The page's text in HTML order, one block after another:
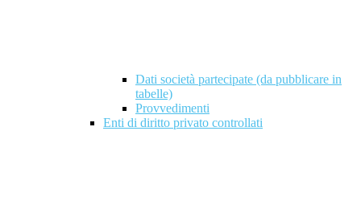
Dati società partecipate (da pubblicare in
tabelle)
Provvedimenti
Enti di diritto privato controllati